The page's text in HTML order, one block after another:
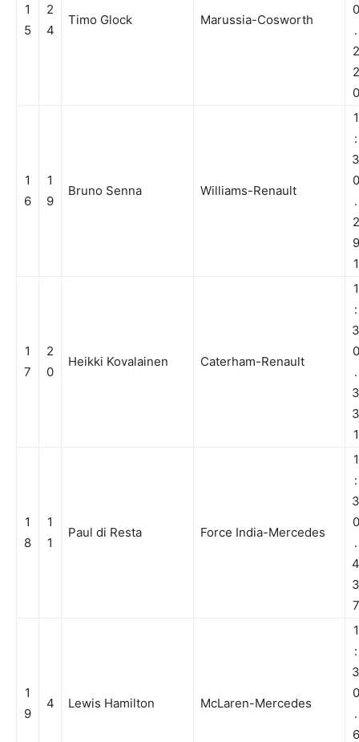
1
5
2
4
Timo Glock Marussia-Cosworth
0
.
2
2
0
1
6
1
9
Bruno Senna Williams-Renault
1
:
3
0
.
2
9
1
1
7
2
0
Heikki Kovalainen Caterham-Renault
1
:
3
0
.
3
3
1
1
8
1
1
Paul di Resta Force India-Mercedes
1
:
3
0
.
4
3
7
1
9
4 Lewis Hamilton McLaren-Mercedes
1
:
3
0
.
6